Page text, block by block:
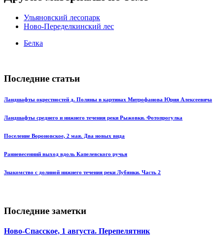
Ульяновский лесопарк
Ново-Переделкинский лес
Белка
Последние статьи
Ландшафты окрестностей д. Поляны в картинах Митрофанова Юрия Алексеевича
Ландшафты среднего и нижнего течения реки Рыжовки. Фотопрогулка
Поселение Вороновское, 2 мая. Два новых вида
Ранневесенний выход вдоль Капелевского ручья
Знакомство с долиной нижнего течения реки Лубянки. Часть 2
Последние заметки
Ново-Спасское, 1 августа. Перепелятник